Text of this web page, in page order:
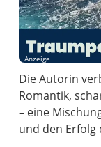
Anzeige
Die Autorin
Romantik,
– eine
und den Erfolg